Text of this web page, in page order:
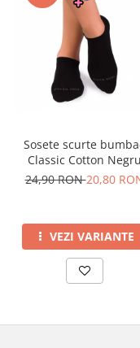
Sosete scurte
Classic Cotton Negru
24,90 RON20,80
VEZI VARIANTE